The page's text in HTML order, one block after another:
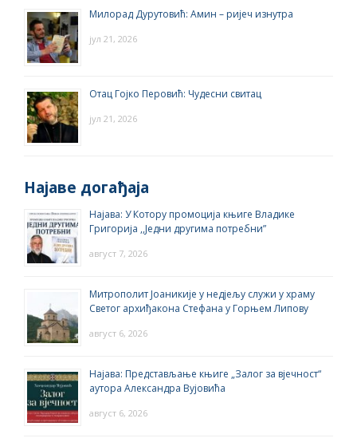
Милорад Дурутовић: Амин – ријеч изнутра
јул 21, 2026
Отац Гојко Перовић: Чудесни свитац
јул 21, 2026
Најаве догађаја
Најава: У Котору промоција књиге Владике
Григорија ,,Једни другима потребни”
август 7, 2026
Митрополит Јоаникије у недјељу служи у храму
Светог архиђакона Стефана у Горњем Липову
август 6, 2026
Најава: Представљање књиге „Залог за вјечност“
аутора Александра Вујовића
август 6, 2026